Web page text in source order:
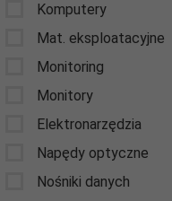
Komputery
Mat. eksploatacyjne
Monitoring
Monitory
Elektronarzędzia
Napędy optyczne
Nośniki danych